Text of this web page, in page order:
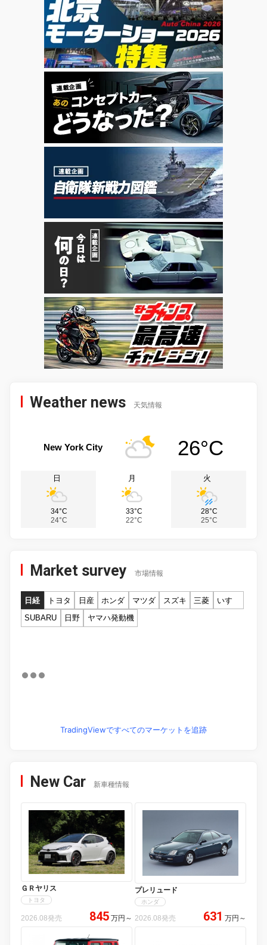
Weather news 天気情報
New York City 26°C
日
34°C
24°C
月
33°C
22°C
火
28°C
25°C
Market survey 市場情報
日経 トヨタ 日産 ホンダ マツダ スズキ 三菱
いすゞ
SUBARU
日野 ヤマハ発動機
TradingViewですべてのマーケットを追跡
New Car 新車種情報
ＧＲヤリス
トヨタ
2026.08発売 845 万円 ～
プレリュード
ホンダ
2026.08発売 631 万円 ～